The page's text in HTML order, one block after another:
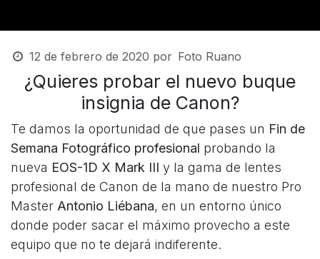
12 de febrero de 2020 por Foto Ruano
¿Quieres probar el nuevo buque
insignia de Canon?
Te damos la oportunidad de que pases un Fin de
Semana Fotográfico profesional probando la
nueva EOS-1D X Mark III y la gama de lentes
profesional de Canon de la mano de nuestro Pro
Master Antonio Liébana, en un entorno único
donde poder sacar el máximo provecho a este
equipo que no te dejará indiferente.